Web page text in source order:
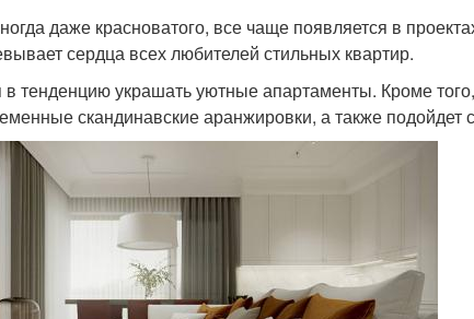
даже красноватого, все чаще появляется в
сердца всех любителей стильных квартир.
тенденцию украшать уютные апартаменты. Кроме
скандинавские аранжировки, а также подойдет